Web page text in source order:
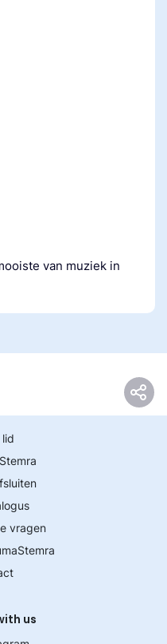
van muziek in
lid
vragen
us